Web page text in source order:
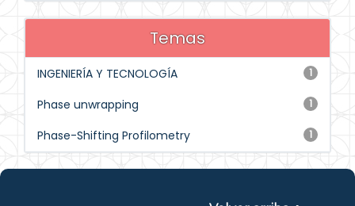
Temas
1
INGENIERÍA Y TECNOLOGÍA
1
Phase unwrapping
1
Phase-Shifting Profilometry